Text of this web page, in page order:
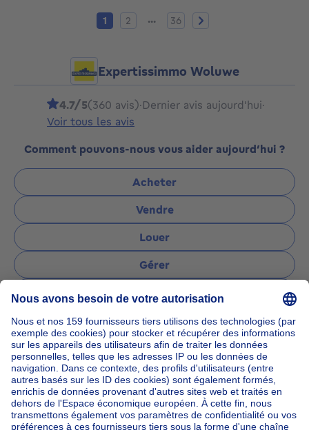
Page actuelle
1 Page 2
2 ... Page 36
36 Page suivante
Expertissimmo Woluwe
4.7/5(360 avis)·Dernier avis aujourd'hui·
Voir tous les avis
Comment pouvons-nous vous aider aujourd’hui ?
Acheter
Vendre
Louer
Gérer
Poser une question
Accueil
Agences immobilières
Agences immobilières à Woluwe-st-lambert
Expertissimmo Woluwe